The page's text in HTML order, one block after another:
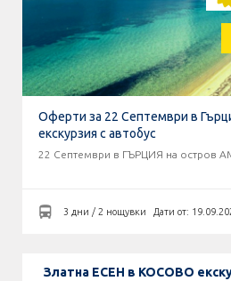
Оферти за 22 Септември в
екскурзия с автобус
22 Септември в ГЪРЦИЯ на остров
3 дни / 2 нощувки Дати от:
Златна ЕСЕН в КОСОВО